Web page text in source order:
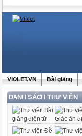
ViOLET.VN Bài giảng
DANH SÁCH THƯ VIỆN